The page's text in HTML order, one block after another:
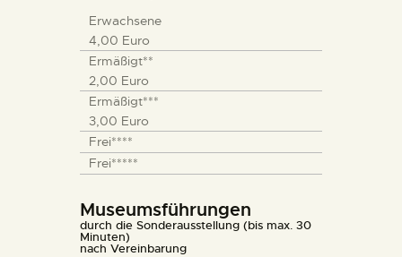
Erwachsene
4,00 Euro
Ermäßigt**
2,00 Euro
Ermäßigt***
3,00 Euro
Frei****
Frei*****
Museumsführungen
durch die Sonderausstellung (bis max. 30
Minuten)
nach Vereinbarung